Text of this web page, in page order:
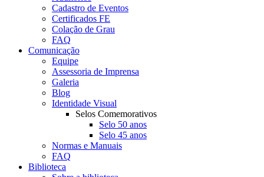
Cadastro de Eventos
Certificados FE
Colação de Grau
FAQ
Comunicação
Equipe
Assessoria de Imprensa
Galeria
Blog
Identidade Visual
Selos Comemorativos
Selo 50 anos
Selo 45 anos
Normas e Manuais
FAQ
Biblioteca